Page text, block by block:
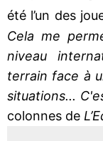
été l’un des
Cela me
niveau
terrain face à
situations...
colonnes de